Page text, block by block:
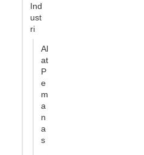
Ind
ust
ri
Al
at
P
e
m
a
n
a
s